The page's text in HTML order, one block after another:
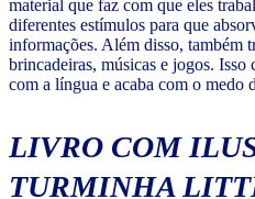
material que faz com que eles
diferentes estímulos para que
informações. Além disso, também
brincadeiras, músicas e jogos. Isso
com a língua e acaba com o medo
LIVRO COM
TURMINHA